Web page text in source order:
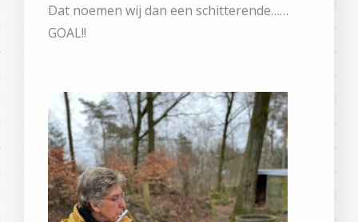
Dat noemen wij dan een schitterende……
GOAL!!